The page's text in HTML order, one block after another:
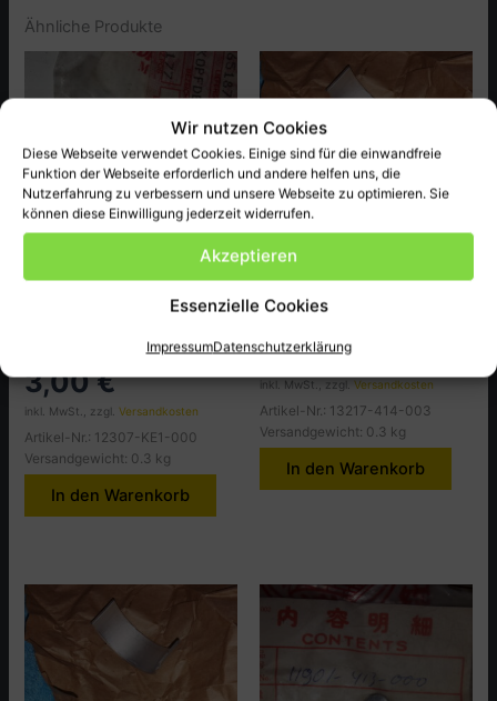
Wir nutzen Cookies
Diese Webseite verwendet Cookies. Einige sind für die einwandfreie
Funktion der Webseite erforderlich und andere helfen uns, die
Nutzerfahrung zu verbessern und unsere Webseite zu optimieren. Sie
können diese Einwilligung jederzeit widerrufen.
Akzeptieren
Essenzielle Cookies
ImpressumDatenschutzerklärung
Ähnliche Produkte
Honda
Hülse Kopfdeckel, HEAD
COVER, MTX125LC,W
3,00€
inkl. MwSt., zzgl.Versandkosten
Artikel-Nr.: 12307-KE1-000
Versandgewicht: 0.3 kg
In den Warenkorb
Honda
Pleullager D, CB250T,T2
9,50€
inkl. MwSt., zzgl. Versandkosten
Artikel-Nr.: 13217-414-003
Versandgewicht: 0.3 kg
In den Warenkorb